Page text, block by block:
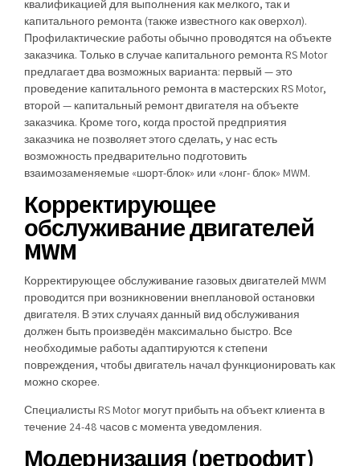
квалификацией для выполнения как мелкого, так и
капитального ремонта (также известного как оверхол).
Профилактические работы обычно проводятся на объекте
заказчика. Только в случае капитального ремонта RS Motor
предлагает два возможных варианта: первый — это
проведение капитального ремонта в мастерских RS Motor,
второй — капитальный ремонт двигателя на объекте
заказчика. Кроме того, когда простой предприятия
заказчика не позволяет этого сделать, у нас есть
возможность предварительно подготовить
взаимозаменяемые «шорт-блок» или «лонг- блок» MWM.
Корректирующее
обслуживание двигателей
MWM
Корректирующее обслуживание газовых двигателей MWM
проводится при возникновении внеплановой остановки
двигателя. В этих случаях данный вид обслуживания
должен быть произведён максимально быстро. Все
необходимые работы адаптируются к степени
повреждения, чтобы двигатель начал функционировать как
можно скорее.
Специалисты RS Motor могут прибыть на объект клиента в
течение 24-48 часов с момента уведомления.
Модернизация (ретрофит)